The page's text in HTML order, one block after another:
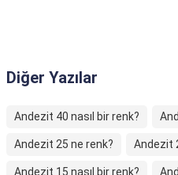
Diğer Yazılar
Andezit 40 nasıl bir renk?
Andezit 25 ne renk? Andezit
Andezit 15 nasıl bir renk?